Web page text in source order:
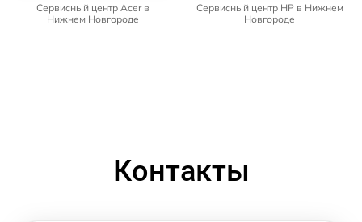
Сервисный центр Acer в
Нижнем Новгороде
Сервисный центр HP в Нижнем
Новгороде
Контакты